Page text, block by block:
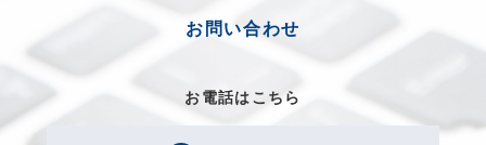
お問い合わせ
お電話はこちら